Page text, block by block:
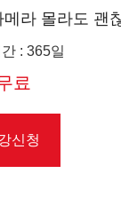
라 몰라도 괜
: 365일
료
신청